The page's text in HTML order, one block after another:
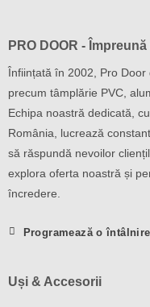
PRO DOOR -
Înființată în 2002, Pro Door
precum tâmplărie PVC,
Echipa noastră dedicată,
România, lucrează
să răspundă nevoilor
explora oferta noastră și
încredere.
Programează o întâlnire
Uși & Accesorii